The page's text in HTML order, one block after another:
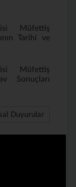
Müfettiş
Tarihi ve
Müfettiş
Sonuçları
Duyurular